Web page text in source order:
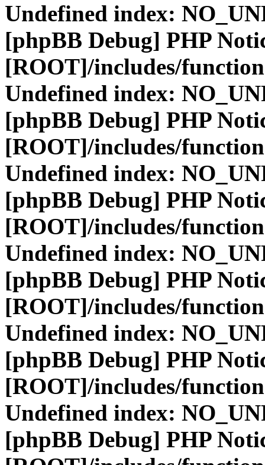
Undefined index:
[phpBB Debug] PHP
[ROOT]/includes/
Undefined index:
[phpBB Debug] PHP
[ROOT]/includes/
Undefined index:
[phpBB Debug] PHP
[ROOT]/includes/
Undefined index:
[phpBB Debug] PHP
[ROOT]/includes/
Undefined index:
[phpBB Debug] PHP
[ROOT]/includes/
Undefined index:
[phpBB Debug] PHP